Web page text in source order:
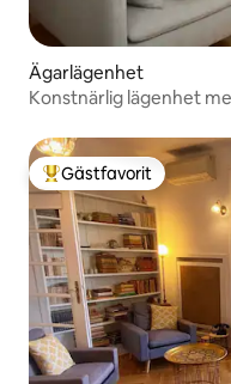
Ägarlägenhet
Konstnärlig lägenhet
Populär gästfavorit
Gästfavorit